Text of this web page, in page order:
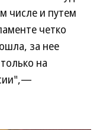
числе и путем
четко
за нее
на